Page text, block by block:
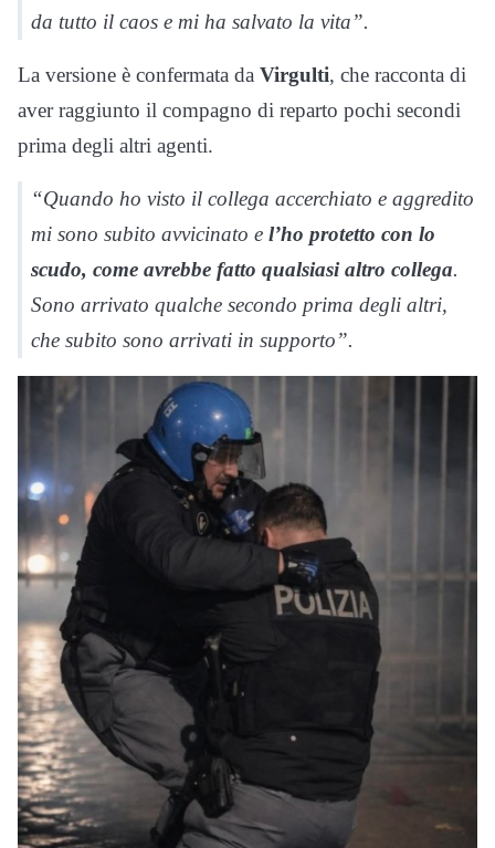
da tutto il caos e mi ha salvato la vita”.
La versione è confermata da Virgulti, che racconta di
aver raggiunto il compagno di reparto pochi secondi
prima degli altri agenti.
“Quando ho visto il collega accerchiato e aggredito
mi sono subito avvicinato e l’ho protetto con lo
scudo, come avrebbe fatto qualsiasi altro collega.
Sono arrivato qualche secondo prima degli altri,
che subito sono arrivati in supporto”.